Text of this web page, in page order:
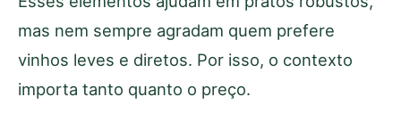
mas nem sempre agradam quem prefere
vinhos leves e diretos. Por isso, o contexto
importa tanto quanto o preço.